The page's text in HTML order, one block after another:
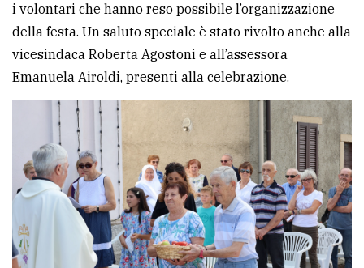
i volontari che hanno reso possibile l’organizzazione
della festa. Un saluto speciale è stato rivolto anche alla
vicesindaca Roberta Agostoni e all’assessora
Emanuela Airoldi, presenti alla celebrazione.